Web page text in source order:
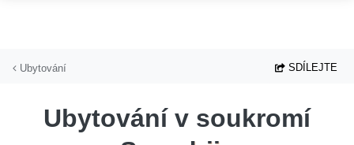
Ubytování SDÍLEJTE
Ubytování v soukromí